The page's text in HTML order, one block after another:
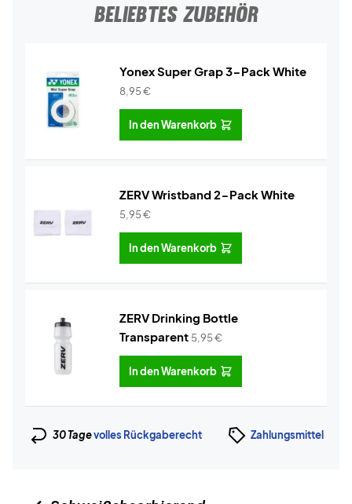
BELIEBTES ZUBEHÖR
Yonex Super Grap 3-Pack White
8,95€
In den Warenkorb
ZERV Wristband 2-Pack White
5,95€
In den Warenkorb
ZERV Drinking Bottle
Transparent 5,95€
In den Warenkorb
30 Tagevolles Rückgaberecht Zahlungsmittel